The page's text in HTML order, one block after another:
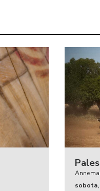
sobota,